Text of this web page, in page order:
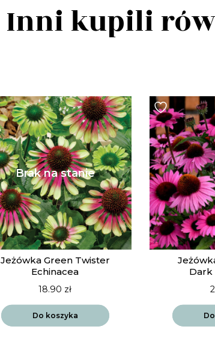
Inni kupili
Jeżówka Green Twister
Echinacea
18.90 zł
Do koszyka
Dark